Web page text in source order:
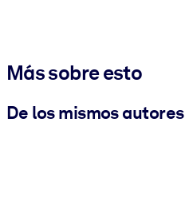
Más sobre esto
De los mismos autores